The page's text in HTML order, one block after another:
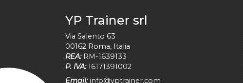
YP Trainer srl
Via Salento 63
00162 Roma, Italia
REA: RM-1639133
P. IVA: 16171391002
Email: info@yptrainer.com